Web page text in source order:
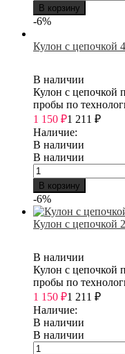
В корзину
-6%
Кулон с цепочкой
В наличии
Кулон с цепочкой
пробы по
1 150 ₽1 211 ₽
Наличие:
В наличии
В наличии
В корзину
-6%
Кулон с цепочкой
В наличии
Кулон с цепочкой
пробы по
1 150 ₽1 211 ₽
Наличие:
В наличии
В наличии